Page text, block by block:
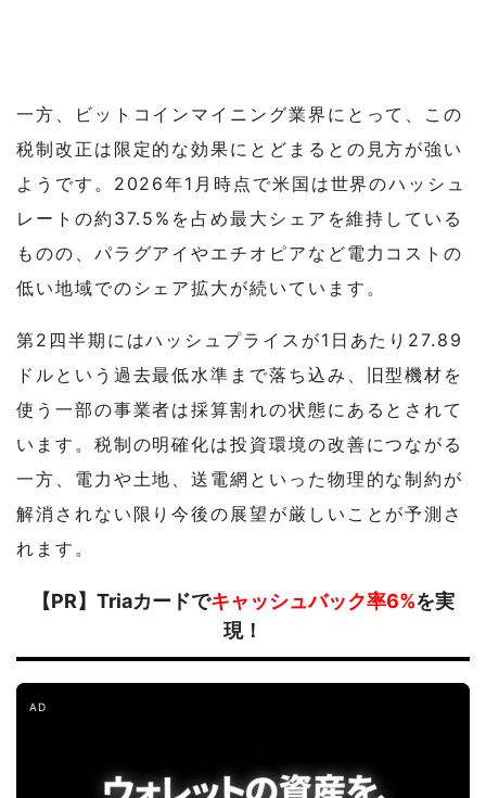
一方、ビットコインマイニング業界にとって、この
税制改正は限定的な効果にとどまるとの見方が強い
ようです。2026年1月時点で米国は世界のハッシュ
レートの約37.5%を占め最大シェアを維持している
ものの、パラグアイやエチオピアなど電力コストの
低い地域でのシェア拡大が続いています。
第2四半期にはハッシュプライスが1日あたり27.89
ドルという過去最低水準まで落ち込み、旧型機材を
使う一部の事業者は採算割れの状態にあるとされて
います。税制の明確化は投資環境の改善につながる
一方、電力や土地、送電網といった物理的な制約が
解消されない限り今後の展望が厳しいことが予測さ
れます。
【PR】Triaカードでキャッシュバック率6%を実
現！
AD